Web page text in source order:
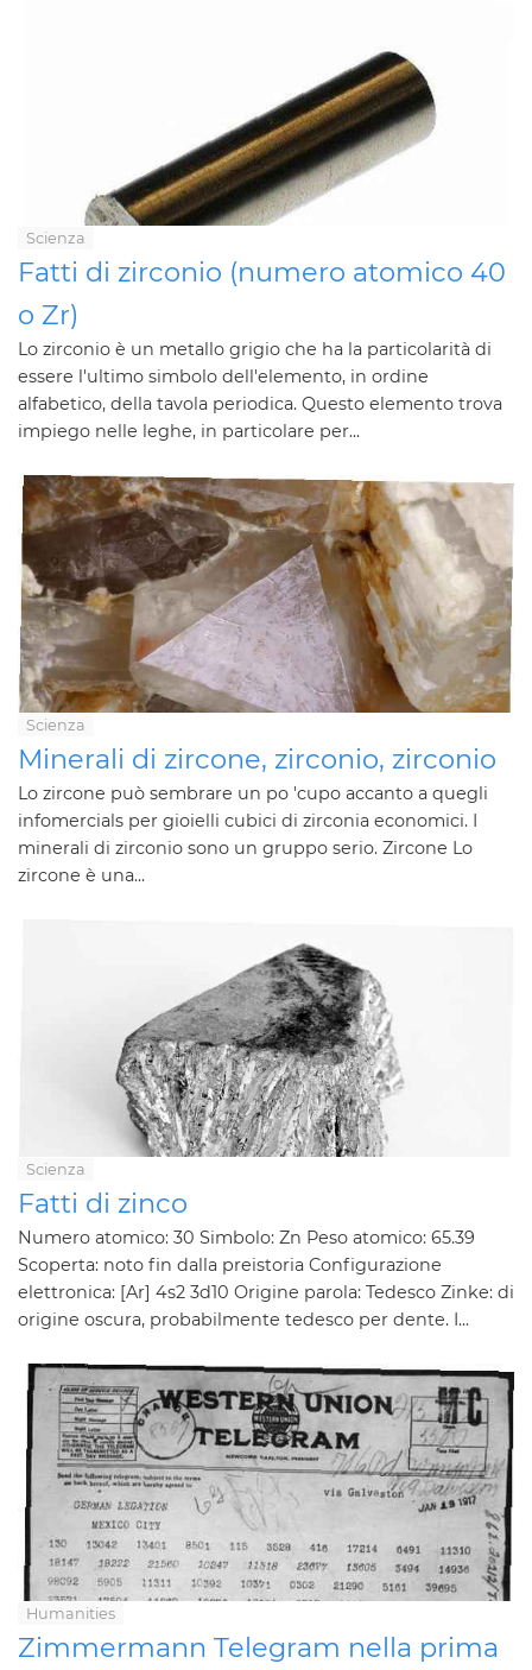
Scienza
Fatti di zirconio (numero atomico 40
o Zr)
Lo zirconio è un metallo grigio che ha la particolarità di
essere l'ultimo simbolo dell'elemento, in ordine
alfabetico, della tavola periodica. Questo elemento trova
impiego nelle leghe, in particolare per...
Scienza
Minerali di zircone, zirconio, zirconio
Lo zircone può sembrare un po 'cupo accanto a quegli
infomercials per gioielli cubici di zirconia economici. I
minerali di zirconio sono un gruppo serio. Zircone Lo
zircone è una...
Scienza
Fatti di zinco
Numero atomico: 30 Simbolo: Zn Peso atomico: 65.39
Scoperta: noto fin dalla preistoria Configurazione
elettronica: [Ar] 4s2 3d10 Origine parola: Tedesco Zinke: di
origine oscura, probabilmente tedesco per dente. I...
Humanities
Zimmermann Telegram nella prima